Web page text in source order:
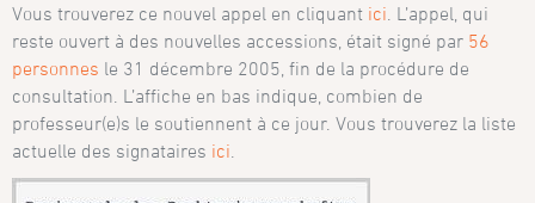
Vous trouverez ce nouvel appel en cliquant ici . L’appel, qui
reste ouvert à des nouvelles accessions, était signé par 56
personnes le 31 décembre 2005, fin de la procédure de
consultation. L’affiche en bas indique, combien de
professeur(e)s le soutiennent à ce jour. Vous trouverez la liste
actuelle des signataires ici